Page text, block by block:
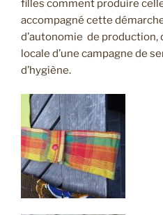
filles comment produire
accompagné cette
d’autonomie de
locale d’une campagne de
d’hygiène.